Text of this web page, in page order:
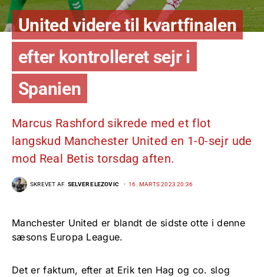
United videre til kvartfinalen
efter kontrolleret sejr i
Spanien
Marcus Rashford sikrede med et flot
langskud Manchester United en 1-0-sejr ude
mod Real Betis torsdag aften.
SKREVET AF SELVER ELEZOVIC 16. MARTS 2023 20:36
Manchester United er blandt de sidste otte i denne
sæsons Europa League.
Det er faktum, efter at Erik ten Hag og co. slog